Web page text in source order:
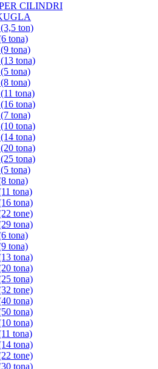
CILINDRI
ton)
tona)
tona)
tona)
tona)
tona)
tona)
tona)
tona)
tona)
tona)
tona)
tona)
tona)
tona)
tona)
tona)
tone)
tona)
tona)
tona)
tona)
tona)
tona)
tone)
tona)
tona)
tona)
tona)
tona)
tone)
tona)